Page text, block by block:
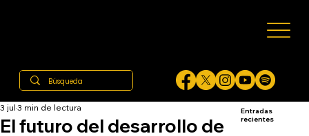
El futuro del desarrollo de
3 jul 3 min de lectura
Entradas
recientes